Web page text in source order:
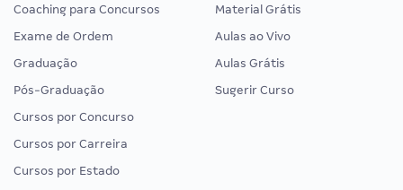
Coaching para Concursos
Exame de Ordem
Graduação
Pós-Graduação
Cursos por Concurso
Cursos por Carreira
Cursos por Estado
Material Grátis
Aulas ao Vivo
Aulas Grátis
Sugerir Curso